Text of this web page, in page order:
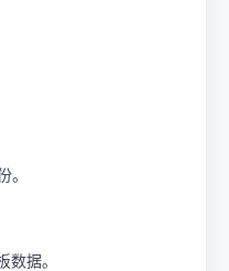
。
据。